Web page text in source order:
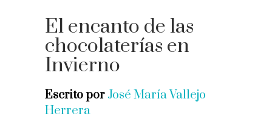
El encanto de las
chocolaterías en
Invierno
Escrito por José María Vallejo
Herrera